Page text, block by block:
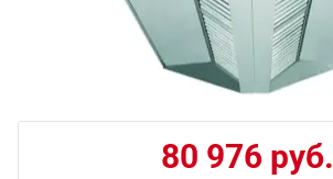
80 976 руб.